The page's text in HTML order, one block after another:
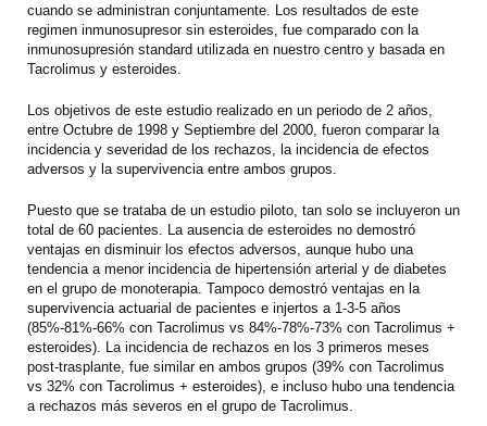
cuando se administran conjuntamente. Los resultados de este
regimen inmunosupresor sin esteroides, fue comparado con la
inmunosupresión standard utilizada en nuestro centro y basada en
Tacrolimus y esteroides.
Los objetivos de este estudio realizado en un periodo de 2 años,
entre Octubre de 1998 y Septiembre del 2000, fueron comparar la
incidencia y severidad de los rechazos, la incidencia de efectos
adversos y la supervivencia entre ambos grupos.
Puesto que se trataba de un estudio piloto, tan solo se incluyeron un
total de 60 pacientes. La ausencia de esteroides no demostró
ventajas en disminuir los efectos adversos, aunque hubo una
tendencia a menor incidencia de hipertensión arterial y de diabetes
en el grupo de monoterapia. Tampoco demostró ventajas en la
supervivencia actuarial de pacientes e injertos a 1-3-5 años
(85%-81%-66% con Tacrolimus vs 84%-78%-73% con Tacrolimus +
esteroides). La incidencia de rechazos en los 3 primeros meses
post-trasplante, fue similar en ambos grupos (39% con Tacrolimus
vs 32% con Tacrolimus + esteroides), e incluso hubo una tendencia
a rechazos más severos en el grupo de Tacrolimus.